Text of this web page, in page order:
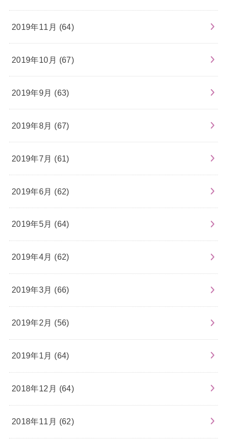
2019年11月 (64)
2019年10月 (67)
2019年9月 (63)
2019年8月 (67)
2019年7月 (61)
2019年6月 (62)
2019年5月 (64)
2019年4月 (62)
2019年3月 (66)
2019年2月 (56)
2019年1月 (64)
2018年12月 (64)
2018年11月 (62)